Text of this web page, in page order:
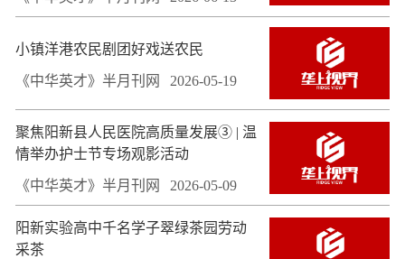
小镇洋港农民剧团好戏送农民
《中华英才》半月刊网 2026-05-19
聚焦阳新县人民医院高质量发展③ | 温
情举办护士节专场观影活动
《中华英才》半月刊网 2026-05-09
阳新实验高中千名学子翠绿茶园劳动
采茶